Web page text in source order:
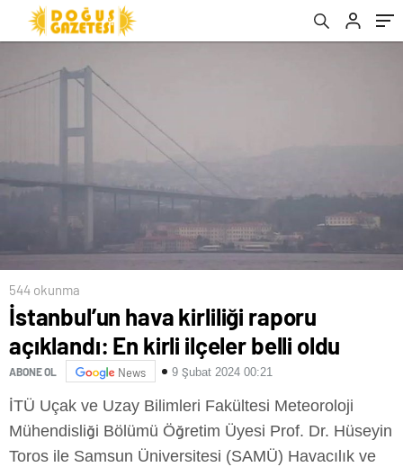
544 okunma
İstanbul’un hava kirliliği raporu
açıklandı: En kirli ilçeler belli oldu
ABONE OL News 9 Şubat 2024 00:21
İTÜ Uçak ve Uzay Bilimleri Fakültesi Meteoroloji
Mühendisliği Bölümü Öğretim Üyesi Prof. Dr. Hüseyin
Toros ile Samsun Üniversitesi (SAMÜ) Havacılık ve